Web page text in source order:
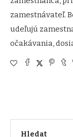
zamestnávateľ.
udeľujú
očakávania,
Hledat